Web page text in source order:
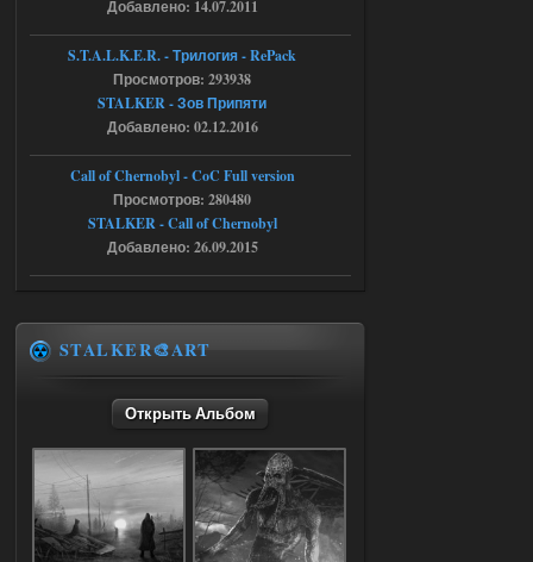
Ответить ➤
05.08.2026
Путь во мгле + GUNSLINGER mod
Stalker-Mods-Clan-su
Доступно только для пользователей
Ответить ➤
05.08.2026
Путь во мгле + GUNSLINGER mod
где пароль?
Ответить ➤
Dead Air: Refined
09:03
Stalker-Mods-Clan-su
Добавлено: 14.07.2011
S.T.A.L.K.E.R. - Трилогия - RePack
Просмотров: 293938
STALKER - Зов Припяти
Добавлено: 02.12.2016
Call of Chernobyl - CoC Full version
Просмотров: 280480
STALKER - Call of Chernobyl
Добавлено: 26.09.2015
STALKER🎨ART
Открыть Альбом